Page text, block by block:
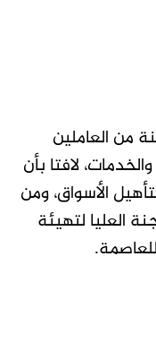
من العاملين
لافتا بأن
الأسواق، ومن
العليا لتهيئة